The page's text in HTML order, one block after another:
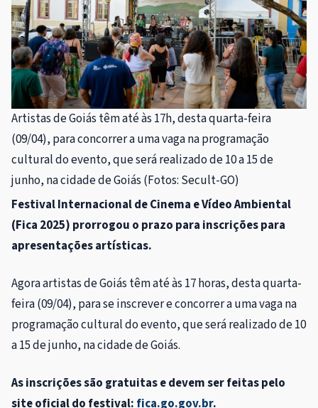
Artistas de Goiás têm até às 17h, desta quarta-feira
(09/04), para concorrer a uma vaga na programação
cultural do evento, que será realizado de 10 a 15 de
junho, na cidade de Goiás (Fotos: Secult-GO)
Festival Internacional de Cinema e Vídeo Ambiental
(Fica 2025) prorrogou o prazo para inscrições para
apresentações artísticas.
Agora artistas de Goiás têm até às 17 horas, desta quarta-
feira (09/04), para se inscrever e concorrer a uma vaga na
programação cultural do evento, que será realizado de 10
a 15 de junho, na cidade de Goiás.
As inscrições são gratuitas e devem ser feitas pelo
site oficial do festival: fica.go.gov.br.